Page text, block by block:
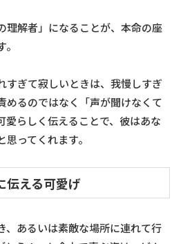
理解者」になることが、本命の座
すぎて寂しいときは、我慢しすぎ
めるのではなく「声が聞けなくて
愛らしく伝えることで、彼はあな
ってくれます。
伝える可愛げ
、あるいは素敵な場所に連れて行